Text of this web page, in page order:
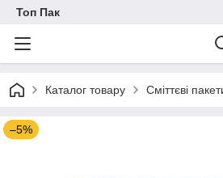
Топ Пак
Каталог товару Сміттєві
–5%